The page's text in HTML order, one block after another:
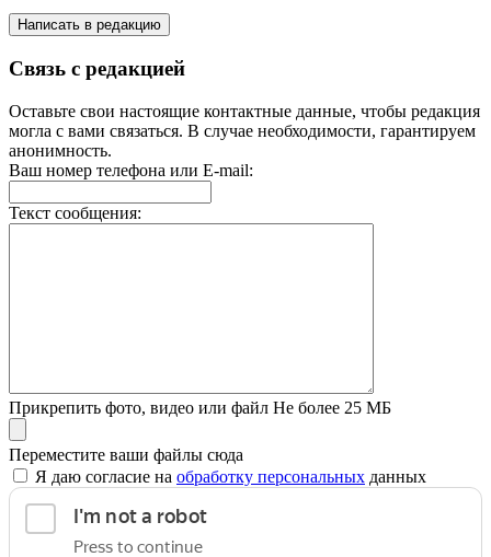
Написать в редакцию
Связь с редакцией
Оставьте свои настоящие контактные данные, чтобы редакция
могла с вами связаться. В случае необходимости, гарантируем
анонимность.
Ваш номер телефона или E-mail:
Текст сообщения:
Прикрепить фото, видео или файл Не более 25 МБ
Переместите ваши файлы сюда
Я даю согласие на обработку персональных данных